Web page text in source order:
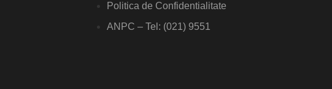
Politica de Confidentialitate
ANPC – Tel: (021) 9551